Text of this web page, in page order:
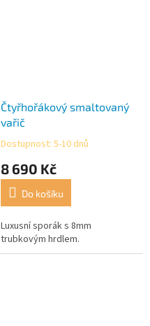
Čtyřhořákový smaltovaný
vařič
Průměrné
produktu
5,0
5
hvězdiček.
Dostupnost: 5-10 dnů
8 690 Kč
Do košíku
Luxusní sporák s 8mm
trubkovým hrdlem.